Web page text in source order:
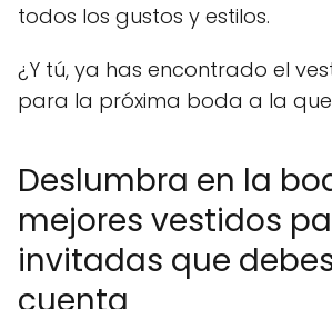
todos los gustos y estilos.
¿Y tú, ya has encontrado el
para la próxima boda a la que
Deslumbra en la
mejores vestidos
invitadas que
cuenta